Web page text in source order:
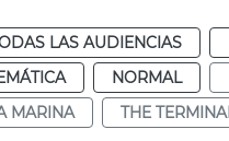
LAS AUDIENCIAS
NORMAL
MARINA THE